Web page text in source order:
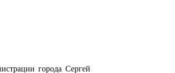
города Сергей